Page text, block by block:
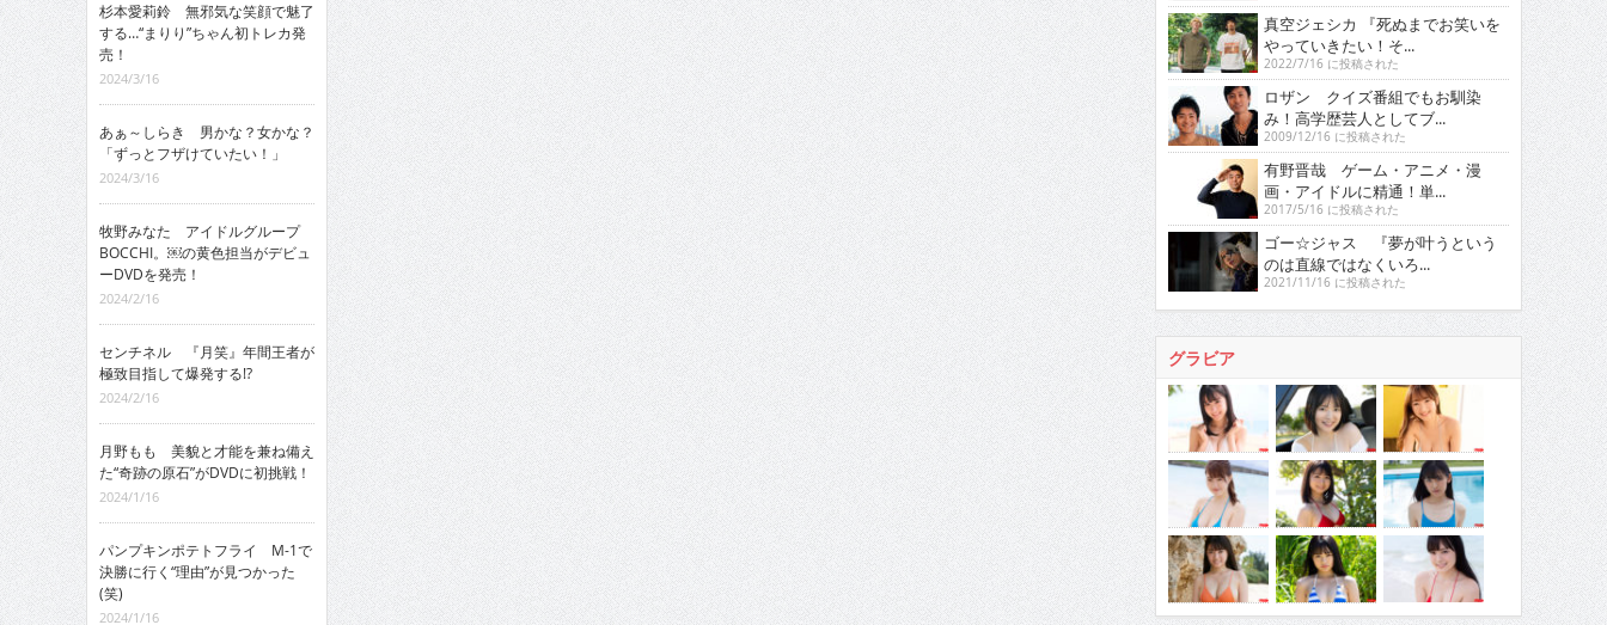
杉本愛莉鈴 無邪気な笑顔で魅了
する…“まりり”ちゃん初トレカ発
売！
2024/3/16
あぁ～しらき 男かな？女かな？
「ずっとフザけていたい！」
2024/3/16
牧野みなた アイドルグループ
BOCCHI。￼の黄色担当がデビュ
ーDVDを発売！
2024/2/16
センチネル 『月笑』年間王者が
極致目指して爆発する!?
2024/2/16
月野もも 美貌と才能を兼ね備え
た“奇跡の原石”がDVDに初挑戦！
2024/1/16
パンプキンポテトフライ M-1で
決勝に行く“理由”が見つかった
(笑)
2024/1/16
真空ジェシカ 『死ぬまでお笑いを
やっていきたい！そ...
2022/7/16 に投稿された
ロザン クイズ番組でもお馴染
み！高学歴芸人としてブ...
2009/12/16 に投稿された
有野晋哉 ゲーム・アニメ・漫
画・アイドルに精通！単...
2017/5/16 に投稿された
ゴー☆ジャス 『夢が叶うという
のは直線ではなくいろ...
2021/11/16 に投稿された
グラビア